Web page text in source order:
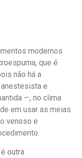
modernos
que é
não há a
e
—, no clima
em usar as meias
venoso e
outra